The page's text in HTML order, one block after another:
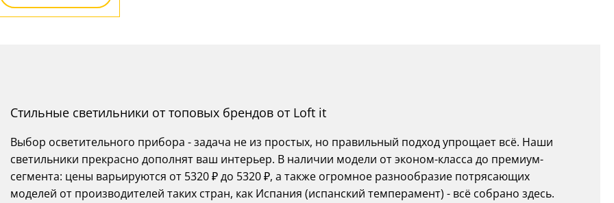
Стильные светильники от топовых брендов от Loft it
Выбор осветительного прибора - задача не из простых, но правильный подход упрощает всё. Наши
светильники прекрасно дополнят ваш интерьер. В наличии модели от эконом-класса до премиум-
сегмента: цены варьируются от 5320 ₽ до 5320 ₽, а также огромное разнообразие потрясающих
моделей от производителей таких стран, как Испания (испанский темперамент) - всё собрано здесь.